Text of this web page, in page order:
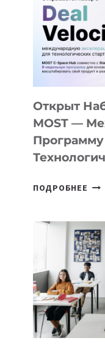
AI
ДАЛ
30
В
Открыт
MOST —
ПОДРОБНЕЕ
DEAL
BY
—